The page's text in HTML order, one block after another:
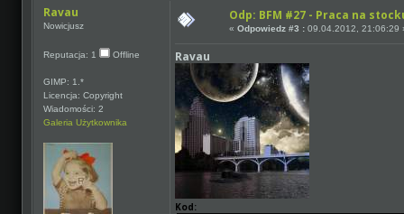
Ravau
Nowicjusz
Reputacja: 1 Offline
GIMP: 1.*
Licencja: Copyright
Wiadomości: 2
Galeria Użytkownika
Odp: BFM #27 - Praca na
«Odpowiedz #3 : 09.04.2012, 21:06:29
Ravau
Kod: